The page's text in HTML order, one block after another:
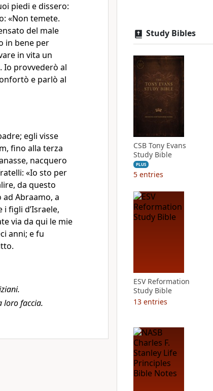
piedi e dissero:
«Non temete.
del male
in bene per
in vita un
Io provvederò al
e parlò al
egli visse
fino alla terza
nacquero
«Io sto per
da questo
Abraamo, a
figli d’Israele,
via da qui le mie
anni; e fu
loro faccia.
Study Bibles
CSB Tony Evans
Study Bible
PLUS
5 entries
ESV Reformation
Study Bible
13 entries